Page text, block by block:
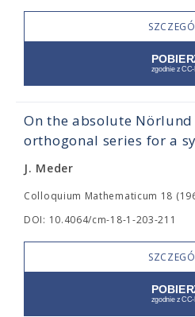
On the absolute
orthogonal series for a
J. Meder
Colloquium Mathematicum 18
DOI: 10.4064/cm-18-1-203-211